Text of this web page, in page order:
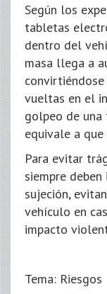
Según los
tabletas
dentro del
masa llega a
vueltas en el
golpeo de
equivale a
Para evitar
siempre
sujeción,
vehículo en
impacto
Tema: